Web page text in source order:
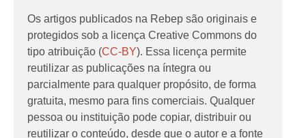
Os artigos publicados na Rebep são originais e
protegidos sob a licença Creative Commons do
tipo atribuição (CC-BY). Essa licença permite
reutilizar as publicações na íntegra ou
parcialmente para qualquer propósito, de forma
gratuita, mesmo para fins comerciais. Qualquer
pessoa ou instituição pode copiar, distribuir ou
reutilizar o conteúdo, desde que o autor e a fonte